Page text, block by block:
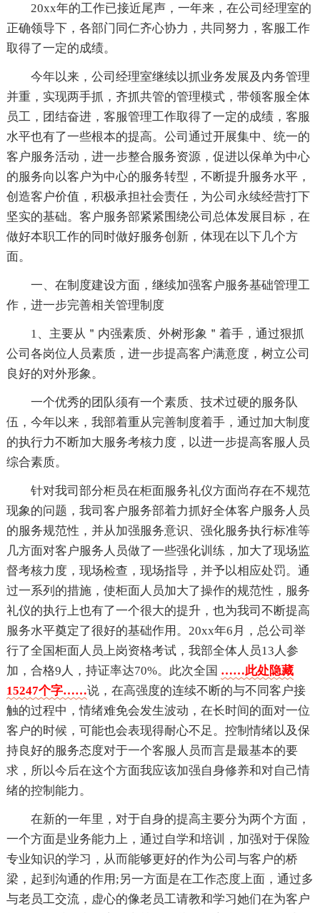
20xx年的工作已接近尾声，一年来，在公司经理室的
正确领导下，各部门同仁齐心协力，共同努力，客服工作
取得了一定的成绩。
今年以来，公司经理室继续以抓业务发展及内务管理
并重，实现两手抓，齐抓共管的管理模式，带领客服全体
员工，团结奋进，客服管理工作取得了一定的成绩，客服
水平也有了一些根本的提高。公司通过开展集中、统一的
客户服务活动，进一步整合服务资源，促进以保单为中心
的服务向以客户为中心的服务转型，不断提升服务水平，
创造客户价值，积极承担社会责任，为公司永续经营打下
坚实的基础。客户服务部紧紧围绕公司总体发展目标，在
做好本职工作的同时做好服务创新，体现在以下几个方
面。
一、在制度建设方面，继续加强客户服务基础管理工
作，进一步完善相关管理制度
1、主要从＂内强素质、外树形象＂着手，通过狠抓
公司各岗位人员素质，进一步提高客户满意度，树立公司
良好的对外形象。
一个优秀的团队须有一个素质、技术过硬的服务队
伍，今年以来，我部着重从完善制度着手，通过加大制度
的执行力不断加大服务考核力度，以进一步提高客服人员
综合素质。
针对我司部分柜员在柜面服务礼仪方面尚存在不规范
现象的问题，我司客户服务部着力抓好全体客户服务人员
的服务规范性，并从加强服务意识、强化服务执行标准等
几方面对客户服务人员做了一些强化训练，加大了现场监
督考核力度，现场检查，现场指导，并予以相应处罚。通
过一系列的措施，使柜面人员加大了操作的规范性，服务
礼仪的执行上也有了一个很大的提升，也为我司不断提高
服务水平奠定了很好的基础作用。20xx年6月，总公司举
行了全国柜面人员上岗资格考试，我部全体人员13人参
加，合格9人，持证率达70%。此次全国 ……此处隐藏
15247个字……说，在高强度的连续不断的与不同客户接
触的过程中，情绪难免会发生波动，在长时间的面对一位
客户的时候，可能也会表现得耐心不足。控制情绪以及保
持良好的服务态度对于一个客服人员而言是最基本的要
求，所以今后在这个方面我应该加强自身修养和对自己情
绪的控制能力。
在新的一年里，对于自身的提高主要分为两个方面，
一个方面是业务能力上，通过自学和培训，加强对于保险
专业知识的学习，从而能够更好的作为公司与客户的桥
梁，起到沟通的作用;另一方面是在工作态度上面，通过多
与老员工交流，虚心的像老员工请教和学习她们在为客户